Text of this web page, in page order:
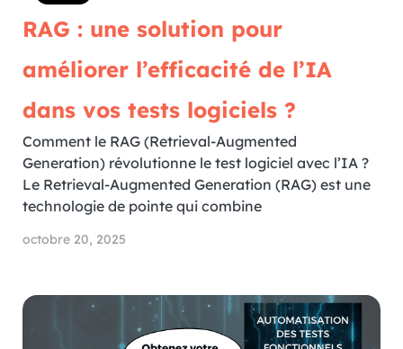
RAG : une solution pour
améliorer l’efficacité de l’IA
dans vos tests logiciels ?
Comment le RAG (Retrieval-Augmented
Generation) révolutionne le test logiciel avec l’IA ?
Le Retrieval-Augmented Generation (RAG) est une
technologie de pointe qui combine
octobre 20, 2025